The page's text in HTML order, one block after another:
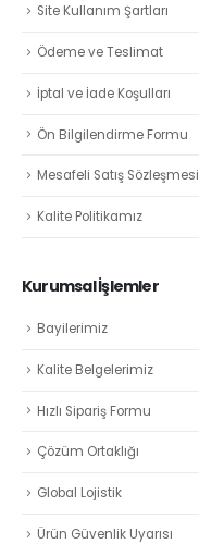
Site Kullanım Şartları
Ödeme ve Teslimat
İptal ve İade Koşulları
Ön Bilgilendirme Formu
Mesafeli Satış Sözleşmesi
Kalite Politikamız
Kurumsal İşlemler
Bayilerimiz
Kalite Belgelerimiz
Hızlı Sipariş Formu
Çözüm Ortaklığı
Global Lojistik
Ürün Güvenlik Uyarısı